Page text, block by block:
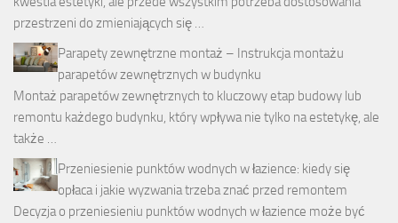
przestrzeni do zmieniających się …
Parapety zewnętrzne montaż – Instrukcja montażu
parapetów zewnętrznych w budynku
Montaż parapetów zewnętrznych to kluczowy etap budowy lub
remontu każdego budynku, który wpływa nie tylko na estetykę, ale
także …
Przeniesienie punktów wodnych w łazience: kiedy się
opłaca i jakie wyzwania trzeba znać przed remontem
Decyzja o przeniesieniu punktów wodnych w łazience może być